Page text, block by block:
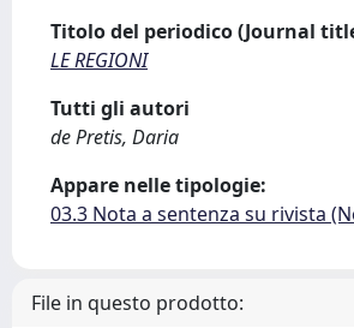
Titolo del periodico (Journal
LE REGIONI
Tutti gli autori
de Pretis, Daria
Appare nelle tipologie:
03.3 Nota a sentenza su rivista
File in questo prodotto: